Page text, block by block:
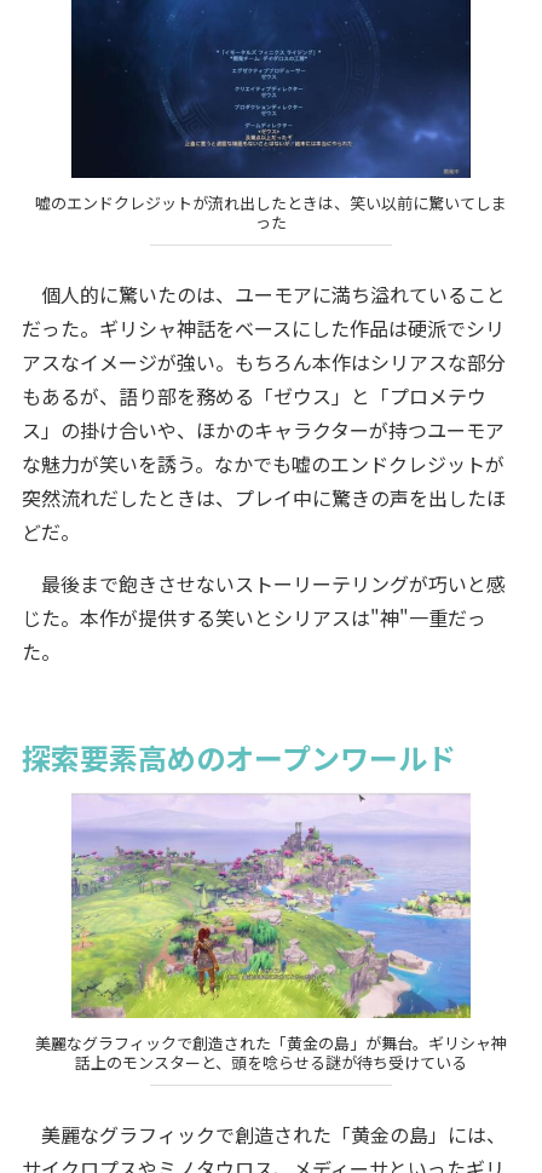
嘘のエンドクレジットが流れ出したときは、笑い以前に驚いてしま
った
個人的に驚いたのは、ユーモアに満ち溢れていること
だった。ギリシャ神話をベースにした作品は硬派でシリ
アスなイメージが強い。もちろん本作はシリアスな部分
もあるが、語り部を務める「ゼウス」と「プロメテウ
ス」の掛け合いや、ほかのキャラクターが持つユーモア
な魅力が笑いを誘う。なかでも嘘のエンドクレジットが
突然流れだしたときは、プレイ中に驚きの声を出したほ
どだ。
最後まで飽きさせないストーリーテリングが巧いと感
じた。本作が提供する笑いとシリアスは"神"一重だっ
た。
探索要素高めのオープンワールド
美麗なグラフィックで創造された「黄金の島」が舞台。ギリシャ神
話上のモンスターと、頭を唸らせる謎が待ち受けている
美麗なグラフィックで創造された「黄金の島」には、